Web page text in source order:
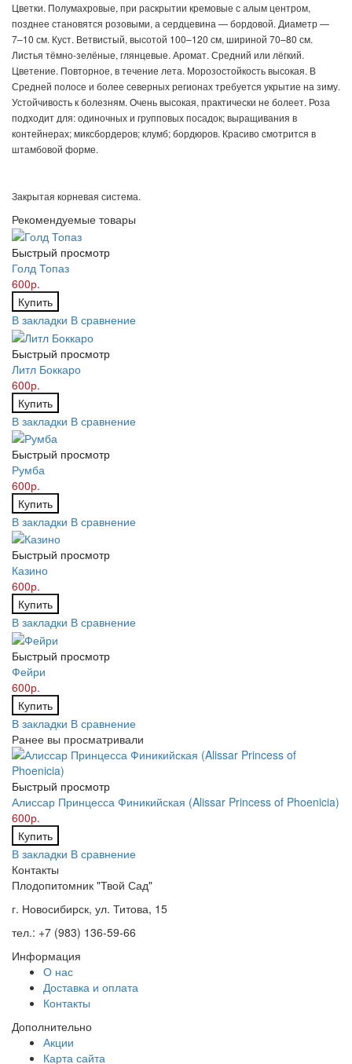
Цветки. Полумахровые, при раскрытии кремовые с алым центром,
позднее становятся розовыми, а сердцевина — бордовой. Диаметр —
7–10 см. Куст. Ветвистый, высотой 100–120 см, шириной 70–80 см.
Листья тёмно-зелёные, глянцевые. Аромат. Средний или лёгкий.
Цветение. Повторное, в течение лета. Морозостойкость высокая. В
Средней полосе и более северных регионах требуется укрытие на зиму.
Устойчивость к болезням. Очень высокая, практически не болеет. Роза
подходит для: одиночных и групповых посадок; выращивания в
контейнерах; миксбордеров; клумб; бордюров. Красиво смотрится в
штамбовой форме.
Закрытая корневая система.
Рекомендуемые товары
Быстрый просмотр
Голд Топаз
600р.
Купить
В закладки В сравнение
Быстрый просмотр
Литл Боккаро
600р.
Купить
В закладки В сравнение
Быстрый просмотр
Румба
600р.
Купить
В закладки В сравнение
Быстрый просмотр
Казино
600р.
Купить
В закладки В сравнение
Быстрый просмотр
Фейри
600р.
Купить
В закладки В сравнение
Ранее вы просматривали
Быстрый просмотр
Алиссар Принцесса Финикийская (Alissar Princess of Phoenicia)
600р.
Купить
В закладки В сравнение
Контакты
Плодопитомник "Твой Сад"
г. Новосибирск, ул. Титова, 15
тел.: +7 (983) 136-59-66
Информация
О нас
Доставка и оплата
Контакты
Дополнительно
Акции
Карта сайта